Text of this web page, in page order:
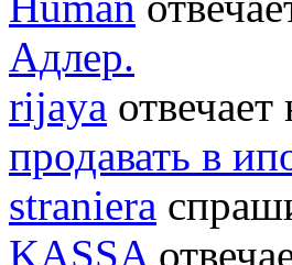
Адлер.
rijaya
продавать в
straniera
KASSA